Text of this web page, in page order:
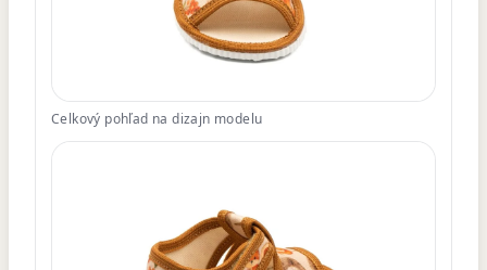
Celkový pohľad na dizajn modelu